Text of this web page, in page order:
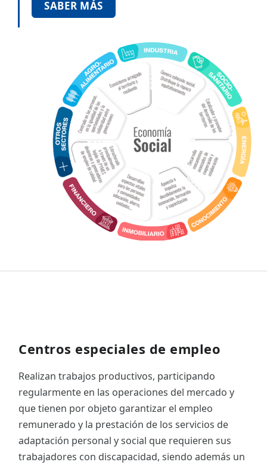
SABER MÁS
Centros especiales de empleo
Realizan trabajos productivos, participando
regularmente en las operaciones del mercado y
que tienen por objeto garantizar el empleo
remunerado y la prestación de los servicios de
adaptación personal y social que requieren sus
trabajadores con discapacidad, siendo además un